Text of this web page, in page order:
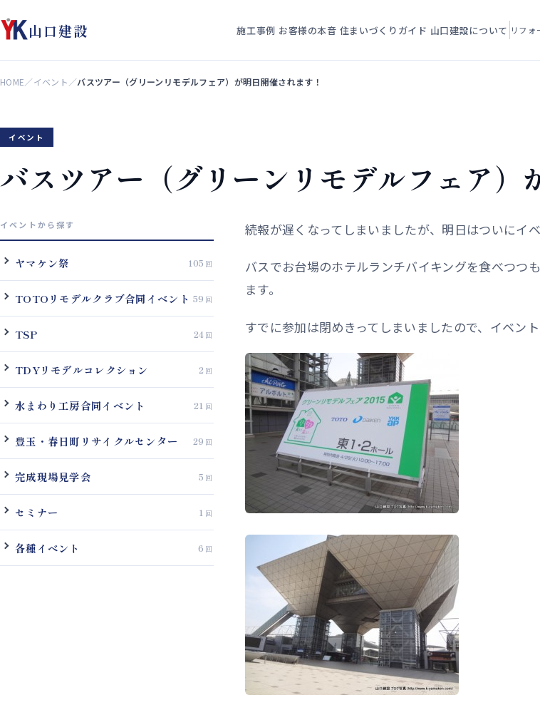
山口建設 施工事例 お客様の本音 住まいづくりガイド 山口建設について リフォ
HOME／イベント ／バスツアー（グリーンリモデルフェア）が明日開催されます！
イベント
バスツアー（グリーンリモデルフェア）
イベントから探す
ヤマケン祭 105
TOTOリモデルクラブ合同イベント 59
TSP 24
TDYリモデルコレクション 2
水まわり工房合同イベント 21
豊玉・春日町リサイクルセンター 29
完成現場見学会 5
セミナー 1
各種イベント 6
続報が遅くなってしまいましたが、明日はついにイ
バスでお台場のホテルランチバイキングを食べつつ
ます。
すでに参加は閉めきってしまいましたので、イベン